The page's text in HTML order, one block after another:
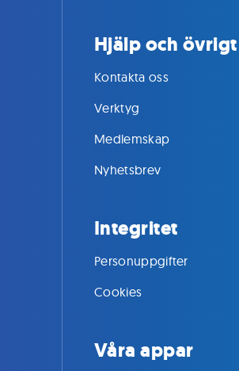
Hjälp och övrigt
Kontakta oss
Verktyg
Medlemskap
Nyhetsbrev
Integritet
Personuppgifter
Cookies
Våra appar